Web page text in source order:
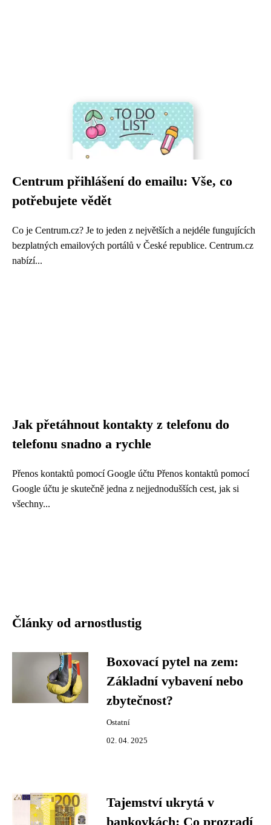
Centrum přihlášení do emailu: Vše, co
potřebujete vědět
Co je Centrum.cz? Je to jeden z největších a nejdéle fungujících
bezplatných emailových portálů v České republice. Centrum.cz
nabízí...
Jak přetáhnout kontakty z telefonu do
telefonu snadno a rychle
Přenos kontaktů pomocí Google účtu Přenos kontaktů pomocí
Google účtu je skutečně jedna z nejjednodušších cest, jak si
všechny...
Články od arnostlustig
Boxovací pytel na zem:
Základní vybavení nebo
zbytečnost?
Ostatní
02. 04. 2025
Tajemství ukrytá v
bankovkách: Co prozradí